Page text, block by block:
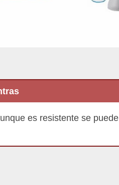
es resistente se puede